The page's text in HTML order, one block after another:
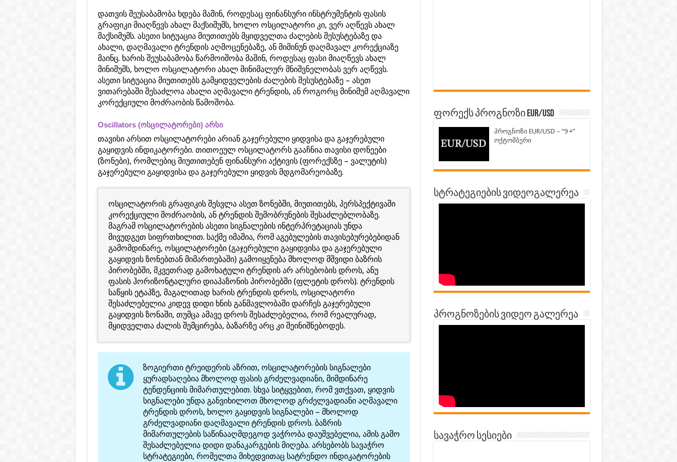
დათვის შეუსაბამობა ხდება მაშინ, როდესაც ფინანსური ინსტრუმენტის ფასის
გრაფიკი მიაღწევს ახალ მაქსიმუმს, ხოლო ოსცილატორი კი, ვერ აღწევს ახალ
მაქსიმუმს. ასეთი სიტუაცია მიუთითებს მყიდველთა ძალების შესუსტებაზე და
ახალი, დაღმავალი ტრენდის აღმოცენებაზე, ან მიმინუნ დაღმავალ კორექციაზე
მაინც. ხარის შეუსაბამობა წარმოიშობა მაშინ, როდესაც ფასი მიაღწევს ახალ
მინიმუმს, ხოლო ოსცილატორი ახალ მინიმალურ მნიშვნელობას ვერ აღწევს.
ასეთი სიტუაცია მიუთითებს გამყიდველების ძალების შესუსტებაზე – ასეთ
ვითარებაში შესაძლოა ახალი აღმავალი ტრენდის, ან როგორც მინიმუმ აღმავალი
კორექციული მოძრაობის წამოშობა.
Oscillators (ოსცილატორები) არსი
თავისი არსით ოსცილატორები არიან გაჯერებული ყიდვისა და გაჯერებული
გაყიდვის ინდიკატორები. თითოეულ ოსცილატორს გააჩნია თავისი დონეები
(ზონები), რომლებიც მიუთითებენ ფინანსური აქტივის (ფორექსზე – ვალუტის)
გაჯერებული გაყიდვისა და გაჯერებული ყიდვის მდგომარეობაზე.
ოსცილატორის გრაფიკის შესვლა ასეთ ზონებში, მიუთითებს, პერსპექტივაში
კორექციული მოძრაობის, ან ტრენდის შემობრუნების შესაძლებლობაზე.
მაგრამ ოსცილატორების ასეთი სიგნალების ინტერპრეტაციას უნდა
მივუდგეთ სიფრთხილით. საქმე იმაშია, რომ აგებულების თავისებურებებიდან
გამომდინარე, ოსცილატორები (გაჯერებული გაყიდვისა და გაჯერებული
გაყიდვის ზონებთან მიმართებაში) გამოიყენება მხოლოდ მშვიდი ბაზრის
პირობებში, მკვეთრად გამოხატული ტრენდის არ არსებობის დროს, ანუ
ფასის ჰორიზონტალური დიაპაზონის პირობებში (ფლეტის დროს). ტრენდის
საწყის ეტაპზე, მაგალითად ხარის ტრენდის დროს, ოსცილატორი
შესაძლებელია კიდევ დიდი ხნის განმავლობაში დარჩეს გაჯერებული
გაყიდვის ზონაში, თუმცა ამავე დროს შესაძლებელია, რომ რეალურად,
მყიდველთა ძალის შემცირება, ბაზარზე არც კი შეინიშნებოდეს.
ზოგიერთი ტრეიდერის აზრით, ოსცილატორების სიგნალები
ყურადსაღებია მხოლოდ ფასის გრძელვადიანი, მიმდინარე
ტენდენციის მიმართულებით. სხვა სიტყვებით, რომ ვთქვათ, ყიდვის
სიგნალები უნდა განვიხილოთ მხოლოდ გრძელვადიანი აღმავალი
ტრენდის დროს, ხოლო გაყიდვის სიგნალები – მხოლოდ
გრძელვადიანი დაღმავალი ტრენდის დროს. ბაზრის
მიმართულების საწინააღმდეგოდ ვაჭრობა დაუშვებელია, ამის გამო
შესაძლებელია დიდი დანაკარგების მიღება. არსებობს სავაჭრო
სტრატეგიები, რომელთა მიხედვითაც სატრენდო ინდიკატორების
ფორექს პროგნოზი EUR/USD
პროგნოზი EUR/USD – “9 +”
ოქტომბერი
სტრატეგიების ვიდეოგალერეა
პროგნოზების ვიდეო გალერეა
სავაჭრო სესიები